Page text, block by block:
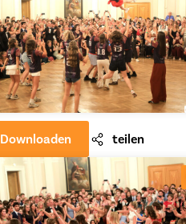
Downloaden teilen